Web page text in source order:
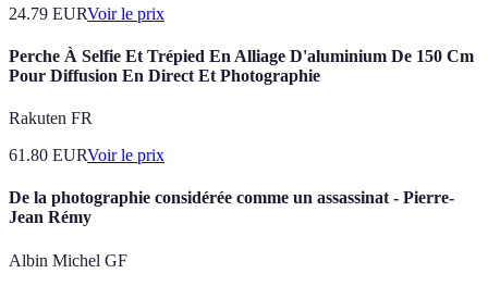
24.79 EURVoir le prix
Perche À Selfie Et Trépied En Alliage D'aluminium De 150 Cm
Pour Diffusion En Direct Et Photographie
Rakuten FR
61.80 EURVoir le prix
De la photographie considérée comme un assassinat - Pierre-
Jean Rémy
Albin Michel GF